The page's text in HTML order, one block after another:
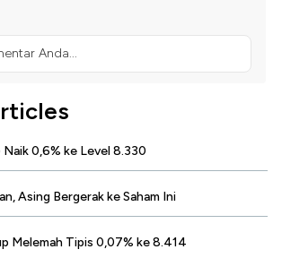
Anda...
Naik 0,6% ke Level 8.330
Asing Bergerak ke Saham Ini
Melemah Tipis 0,07% ke 8.414